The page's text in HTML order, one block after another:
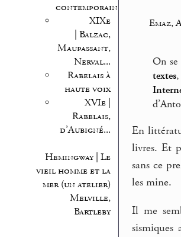
contemporains
XIXe
| Balzac,
Maupassant,
Nerval...
Rabelais à
haute voix
XVIe |
Rabelais,
d’Aubigné...
Hemingway | Le
vieil homme et la
mer (un atelier)
Melville,
Bartleby
Emaz,
On se
textes
En
livres. Et
sans ce
les mine.
Il me